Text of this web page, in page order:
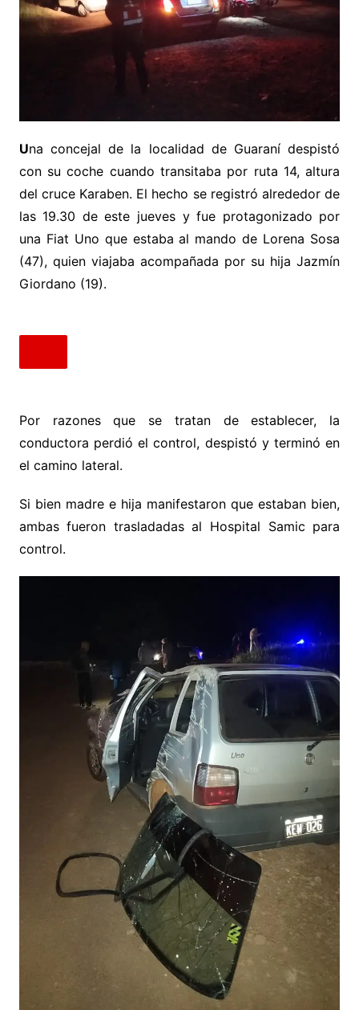
Una concejal de la localidad de Guaraní despistó
con su coche cuando transitaba por ruta 14, altura
del cruce Karaben. El hecho se registró alrededor de
las 19.30 de este jueves y fue protagonizado por
una Fiat Uno que estaba al mando de Lorena Sosa
(47), quien viajaba acompañada por su hija Jazmín
Giordano (19).
Por razones que se tratan de establecer, la
conductora perdió el control, despistó y terminó en
el camino lateral.
Si bien madre e hija manifestaron que estaban bien,
ambas fueron trasladadas al Hospital Samic para
control.